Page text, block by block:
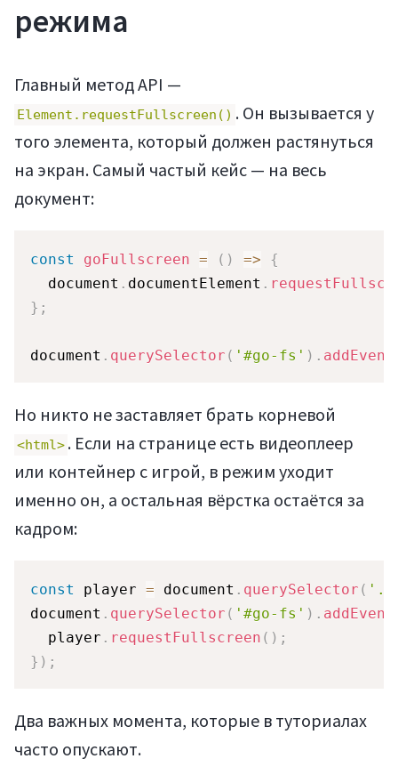
режима
Главный метод API —
Element.requestFullscreen() . Он вызывается у
того элемента, который должен растянуться
на экран. Самый частый кейс — на весь
документ:
const goFullscreen = ( ) =>
{
  document
. documentElement .
} ;
document . querySelector ( '#go-fs' ) .
Но никто не заставляет брать корневой
<html> . Если на странице есть видеоплеер
или контейнер с игрой, в режим уходит
именно он, а остальная вёрстка остаётся за
кадром:
const player = document . querySelector (
document . querySelector ( '#go-fs' ) .
  player
. requestFullscreen ( ) ;
} ) ;
Два важных момента, которые в туториалах
часто опускают.